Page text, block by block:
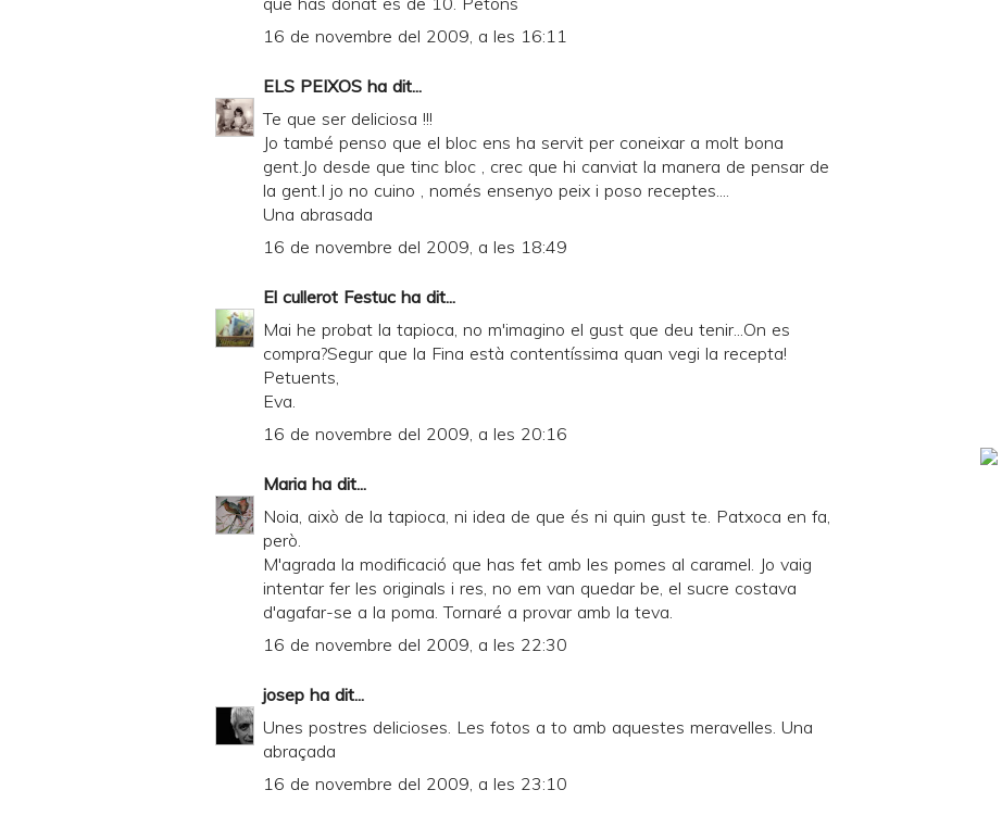
16 de novembre del 2009, a les 16:11
ELS PEIXOS ha dit...
Te que ser deliciosa !!!
Jo també penso que el bloc ens ha servit per coneixar a molt bona
gent.Jo desde que tinc bloc , crec que hi canviat la manera de pensar de
la gent.I jo no cuino , només ensenyo peix i poso receptes....
Una abrasada
16 de novembre del 2009, a les 18:49
El cullerot Festuc ha dit...
Mai he probat la tapioca, no m'imagino el gust que deu tenir...On es
compra?Segur que la Fina està contentíssima quan vegi la recepta!
Petuents,
Eva.
16 de novembre del 2009, a les 20:16
Maria ha dit...
Noia, això de la tapioca, ni idea de que és ni quin gust te. Patxoca en fa,
però.
M'agrada la modificació que has fet amb les pomes al caramel. Jo vaig
intentar fer les originals i res, no em van quedar be, el sucre costava
d'agafar-se a la poma. Tornaré a provar amb la teva.
16 de novembre del 2009, a les 22:30
josep ha dit...
Unes postres delicioses. Les fotos a to amb aquestes meravelles. Una
abraçada
16 de novembre del 2009, a les 23:10